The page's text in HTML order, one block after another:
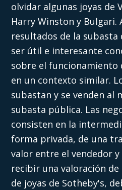
olvidar algunas joyas de
Harry Winston y Bulgari.
resultados de la subasta
ser útil e interesante
sobre el funcionamiento
en un contexto similar.
subastan y se venden al
subasta pública. Las
consisten en la
forma privada, de una
valor entre el vendedor
recibir una valoración
de joyas de Sotheby's,